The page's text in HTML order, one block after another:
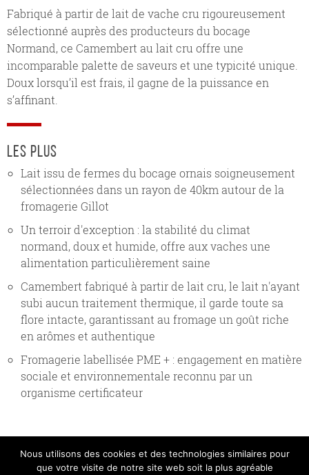
Fabriqué à partir de lait de vache cru rigoureusement
sélectionné auprès des producteurs du bocage
Normand, ce Camembert au lait cru offre une
incomparable palette de saveurs et une typicité unique.
Doux lorsqu’il est frais, il gagne de la puissance en
s’affinant.
les plus
Lait issu de fermes du bocage ornais soigneusement
sélectionnées dans un rayon de 40km autour de la
fromagerie Gillot
Un terroir d'exception : la stabilité du climat
normand, doux et humide, offre aux vaches une
alimentation particulièrement saine
Camembert fabriqué à partir de lait cru, le lait n'ayant
subi aucun traitement thermique, il garde toute sa
flore intacte, garantissant au fromage un goût riche
en arômes et authentique
Fromagerie labellisée PME + : engagement en matière
sociale et environnementale reconnu par un
organisme certificateur
Copyright Gillot 2017 |Mentions légales|Crédits
Nous utilisons des cookies et des technologies similaires pour
que votre visite de notre site web soit la plus agréable